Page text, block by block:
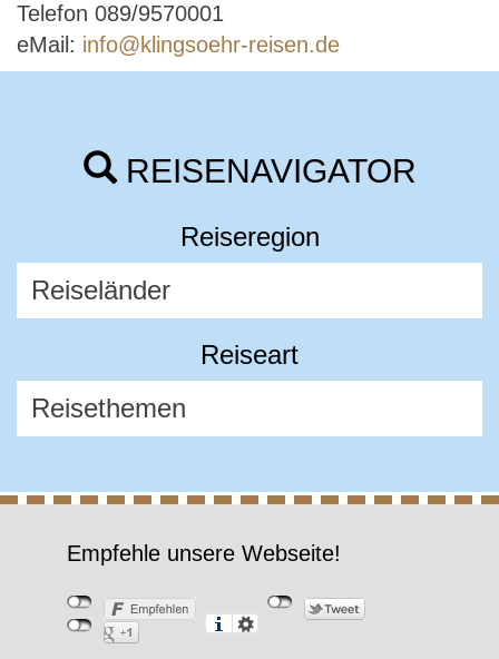
Telefon 089/9570001
eMail: info@klingsoehr-reisen.de
REISENAVIGATOR
Reiseregion
Reiseart
Empfehle unsere Webseite!